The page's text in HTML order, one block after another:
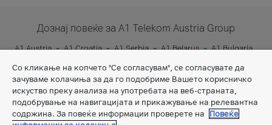
Дознај повеќе за A1 Telekom Austria Group
A1 Austria A1 Croatia A1 Serbia A1 Belarus
A1 Bulgaria
Со кликање на копчето "Се согласувам", се согласувате да
зачуваме колачиња за да го подобриме Вашето корисничко
искуство преку анализа на употребата на веб-страната,
подобрување на навигацијата и прикажување на релевантна
содржина. За повеќе информации проверете на
Повеќе